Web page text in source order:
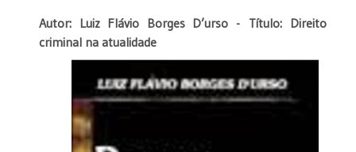
Autor: Luiz Flávio Borges D’urso - Título: Direito
criminal na atualidade